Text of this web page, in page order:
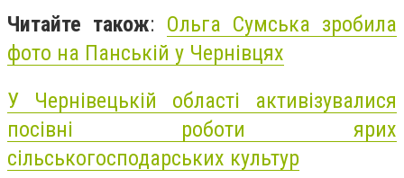
Читайте також: Ольга Сумська зробила
фото на Панській у Чернівцях
У Чернівецькій області активізувалися
посівні роботи ярих
сільськогосподарських культур